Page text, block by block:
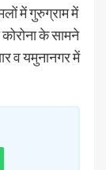
में गुरुग्राम में
के सामने
व यमुनानगर में